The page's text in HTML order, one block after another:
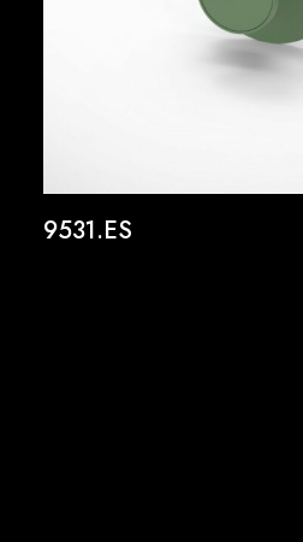
9531.ES